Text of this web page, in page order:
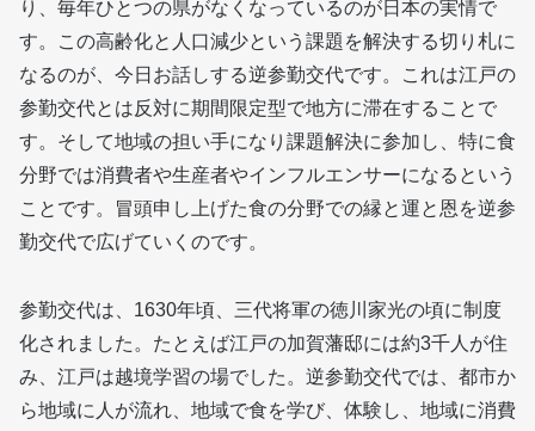
り、毎年ひとつの県がなくなっているのが日本の実情で
す。この高齢化と人口減少という課題を解決する切り札に
なるのが、今日お話しする逆参勤交代です。これは江戸の
参勤交代とは反対に期間限定型で地方に滞在することで
す。そして地域の担い手になり課題解決に参加し、特に食
分野では消費者や生産者やインフルエンサーになるという
ことです。冒頭申し上げた食の分野での縁と運と恩を逆参
勤交代で広げていくのです。
参勤交代は、1630年頃、三代将軍の徳川家光の頃に制度
化されました。たとえば江戸の加賀藩邸には約3千人が住
み、江戸は越境学習の場でした。逆参勤交代では、都市か
ら地域に人が流れ、地域で食を学び、体験し、地域に消費